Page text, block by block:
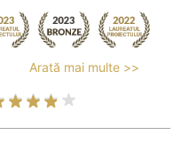
Arată mai multe >>